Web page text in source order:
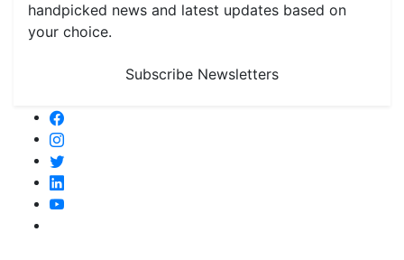
handpicked news and latest updates based on
your choice.
Subscribe Newsletters